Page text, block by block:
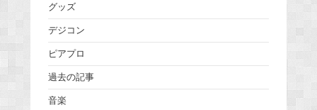
グッズ
デジコン
ピアプロ
過去の記事
音楽